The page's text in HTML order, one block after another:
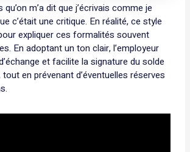
m’a dit que j’écrivais comme je
c’était une critique. En réalité, ce style
expliquer ces formalités souvent
En adoptant un ton clair, l’employeur
et facilite la signature du solde
en prévenant d’éventuelles réserves